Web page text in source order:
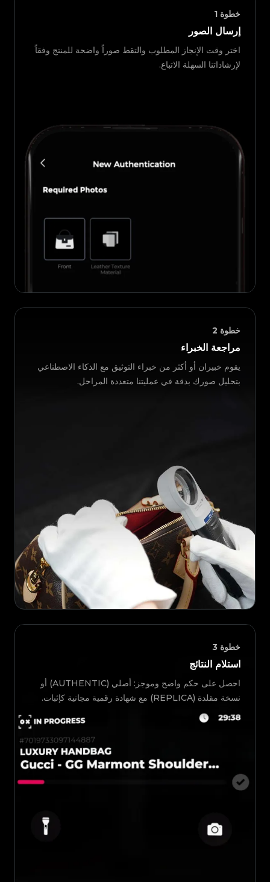
خطوة 1
إرسال الصور
اختر وقت الإنجاز المطلوب والتقط صوراً واضحة للمنتج وفقاً
لإرشاداتنا السهلة الاتباع.
خطوة 2
مراجعة الخبراء
يقوم خبيران أو أكثر من خبراء التوثيق مع الذكاء الاصطناعي
بتحليل صورك بدقة في عمليتنا متعددة المراحل.
خطوة 3
استلام النتائج
احصل على حكم واضح وموجز: أصلي (AUTHENTIC) أو
نسخة مقلدة (REPLICA) مع شهادة رقمية مجانية كإثبات.